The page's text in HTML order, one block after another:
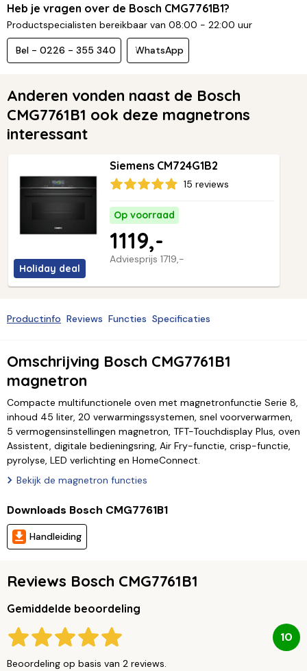
Heb je vragen over de Bosch CMG7761B1?
Productspecialisten bereikbaar van 08:00 - 22:00 uur
Bel - 0226 - 355 340 WhatsApp
Anderen vonden naast de Bosch
CMG7761B1 ook deze magnetrons
interessant
Holiday deal
Siemens CM724G1B2
15 reviews
Op voorraad
Adviesprijs 1719,-
1119,-
Productinfo Reviews Functies Specificaties
Omschrijving Bosch CMG7761B1
magnetron
Compacte multifunctionele oven met magnetronfunctie Serie 8,
inhoud 45 liter, 20 verwarmingssystemen, snel voorverwarmen,
5 vermogensinstellingen magnetron, TFT-Touchdisplay Plus, oven
Assistent, digitale bedieningsring, Air Fry-functie, crisp-functie,
pyrolyse, LED verlichting en HomeConnect.
Bekijk de magnetron functies
Downloads Bosch CMG7761B1
Handleiding
Reviews Bosch CMG7761B1
Gemiddelde beoordeling
10
Beoordeling op basis van 2 reviews.